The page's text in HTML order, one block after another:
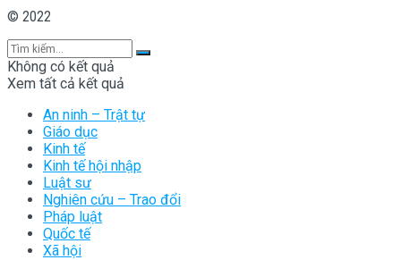
© 2022
Không có kết quả
Xem tất cả kết quả
An ninh – Trật tự
Giáo dục
Kinh tế
Kinh tế hội nhập
Luật sư
Nghiên cứu – Trao đổi
Pháp luật
Quốc tế
Xã hội